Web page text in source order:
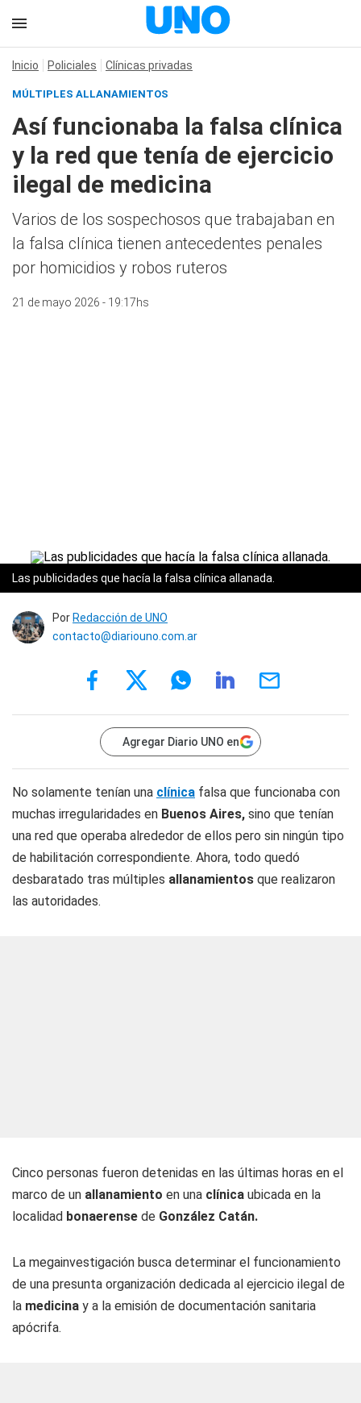
Inicio Policiales Clínicas privadas
MÚLTIPLES ALLANAMIENTOS
Así funcionaba la falsa clínica
y la red que tenía de ejercicio
ilegal de medicina
Varios de los sospechosos que trabajaban en
la falsa clínica tienen antecedentes penales
por homicidios y robos ruteros
21 de mayo 2026 - 19:17hs
Las publicidades que hacía la falsa clínica allanada.
Por Redacción de UNO
contacto@diariouno.com.ar
Agregar Diario UNO en
No solamente tenían una clínica falsa que funcionaba con
muchas irregularidades en Buenos Aires, sino que tenían
una red que operaba alrededor de ellos pero sin ningún tipo
de habilitación correspondiente. Ahora, todo quedó
desbaratado tras múltiples allanamientos que realizaron
las autoridades.
Cinco personas fueron detenidas en las últimas horas en el
marco de un allanamiento en una clínica ubicada en la
localidad bonaerense de González Catán.
La megainvestigación busca determinar el funcionamiento
de una presunta organización dedicada al ejercicio ilegal de
la medicina y a la emisión de documentación sanitaria
apócrifa.